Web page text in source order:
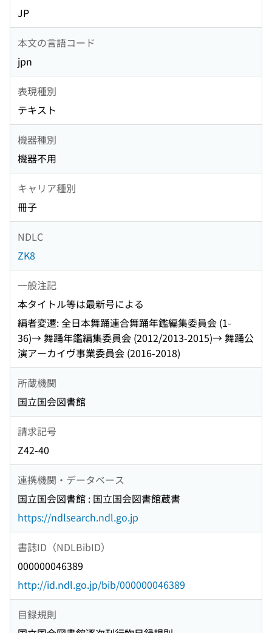
JP
本文の言語コード
jpn
表現種別
テキスト
機器種別
機器不用
キャリア種別
冊子
NDLC
ZK8
一般注記
本タイトル等は最新号による
編者変遷: 全日本舞踊連合舞踊年鑑編集委員会 (1-
36)→ 舞踊年鑑編集委員会 (2012/2013-2015)→ 舞踊公
演アーカイヴ事業委員会 (2016-2018)
所蔵機関
国立国会図書館
請求記号
Z42-40
連携機関・データベース
国立国会図書館 : 国立国会図書館蔵書
https://ndlsearch.ndl.go.jp
書誌ID（NDLBibID）
000000046389
http://id.ndl.go.jp/bib/000000046389
目録規則